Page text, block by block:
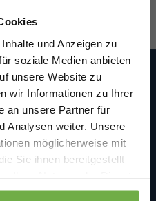
und Anzeigen zu
soziale Medien anbieten
unsere Website zu
wir Informationen zu Ihrer
an unsere Partner für
Analysen weiter. Unsere
möglicherweise mit
Sie ihnen bereitgestellt
Fr.) unter folgender E-Mail
54
Rücksendeadresse)
zu 70%.